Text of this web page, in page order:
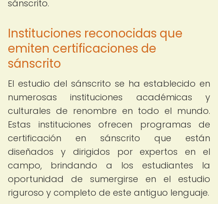
sánscrito.
Instituciones reconocidas que
emiten certificaciones de
sánscrito
El estudio del sánscrito se ha establecido en
numerosas instituciones académicas y
culturales de renombre en todo el mundo.
Estas instituciones ofrecen programas de
certificación en sánscrito que están
diseñados y dirigidos por expertos en el
campo, brindando a los estudiantes la
oportunidad de sumergirse en el estudio
riguroso y completo de este antiguo lenguaje.